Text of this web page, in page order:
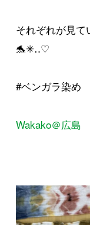
それぞれが見
🐬✳︎‥♡
#ベンガラ染め
Wakako＠広島